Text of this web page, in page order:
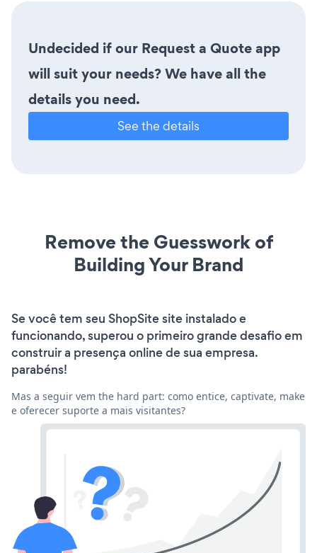
Undecided if our Request a Quote app
will suit your needs? We have all the
details you need.
See the details
Remove the Guesswork of
Building Your Brand
Se você tem seu ShopSite site instalado e
funcionando, superou o primeiro grande desafio em
construir a presença online de sua empresa.
parabéns!
Mas a seguir vem the hard part: como entice, captivate, make
e oferecer suporte a mais visitantes?